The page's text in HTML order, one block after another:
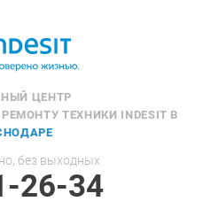
ЦЕНТР
ТЕХНИКИ INDESIT В
без выходных
26-34